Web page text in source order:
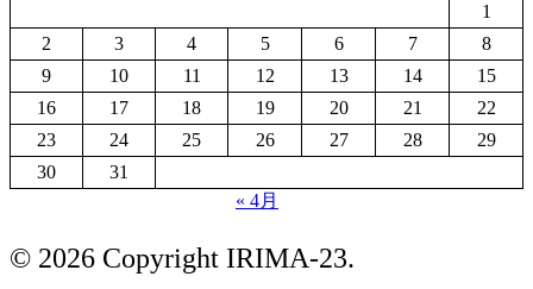
1
2
3 4 5 6 7
8
9
10 11 12 13 14
15
16
17 18 19 20 21
22
23
24 25 26 27 28
29
30
31
« 4月
© 2026 Copyright IRIMA-23.